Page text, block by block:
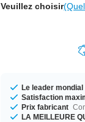
Veuillez choisir
Le leader mondial
Satisfaction
Prix fabricant
LA MEILLEURE